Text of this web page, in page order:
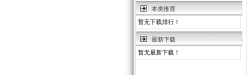
本类推荐
暂无下载排行！
最新下载
暂无最新下载！